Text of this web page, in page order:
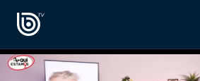
PROGRAMAS